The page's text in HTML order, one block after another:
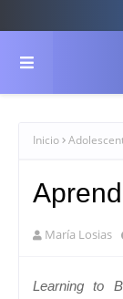
Inicio
María Losias
Learning to